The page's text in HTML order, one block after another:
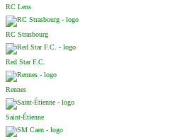
RC Lens
RC Strasbourg
Red Star F.C.
Rennes
Saint-Étienne